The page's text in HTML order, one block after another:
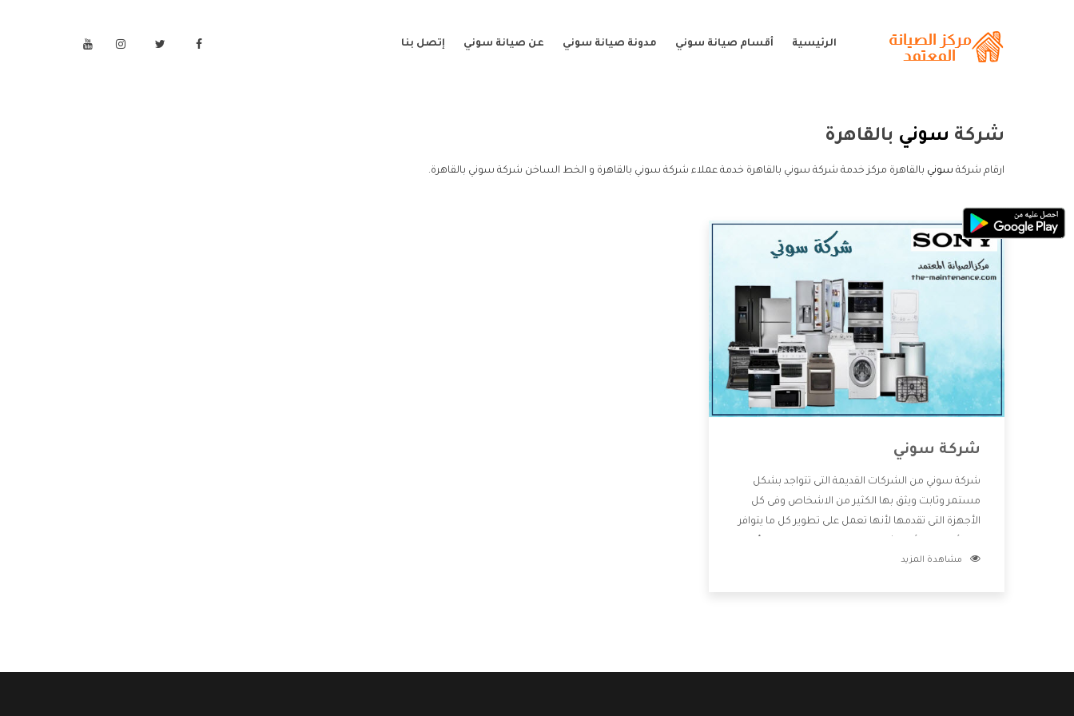
الرئيسية أقسام صيانة سوني مدونة صيانة سوني عن صيانة سوني إتصل بنا
شركة سوني بالقاهرة
ارقام شركة سوني بالقاهرة مركز خدمة شركة سوني بالقاهرة خدمة عملاء شركة سوني بالقاهرة و الخط الساخن شركة سوني بالقاهرة.
شركة سوني
شركة سوني من الشركات القديمة التى تتواجد بشكل
مستمر وثابت ويثق بها الكثير من الاشخاص وفى كل
الأجهزة التى تقدمها لأنها تعمل على تطوير كل ما يتوافر
خدمات ما بعد البيع مع المنتجات وتقدم للعملاء أقوى
مشاهدة المزيد